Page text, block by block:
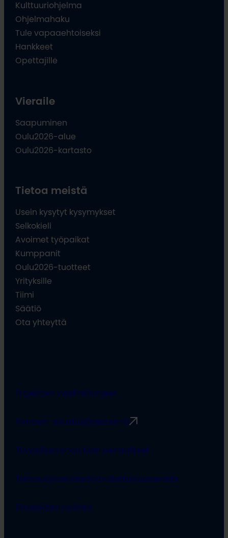
Kulttuuriohjelma
Ohjelmahaku
Tule vapaaehtoiseksi
Hankkeet
Opettajille
Vieraile
Saapuminen
Oulu2026-alue
Oulu2026-kartasto
Tietoa meistä
Usein kysytyt kysymykset
Selkokieli
Avoimet työpaikat
Kumppanit
Oulu2026-tuotteet
Yrityksille
Tiimi
Säätiö
Ota yhteyttä
Projektien viestintäohjeet
Rimbert-avustusjärjestelmä
Turvallisemman tilan periaatteet
TietosuojaselosteSaavutettavuusseloste
Evästeiden hallinta